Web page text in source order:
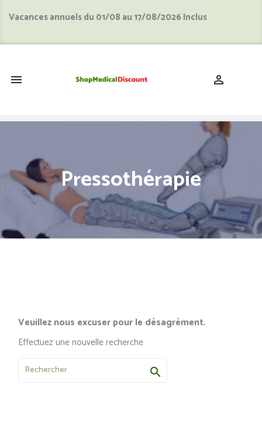
Vacances annuels du 01/08 au 17/08/2026 Inclus
 
Pressothérapie
Veuillez nous excuser pour le désagrément.
Effectuez une nouvelle recherche
